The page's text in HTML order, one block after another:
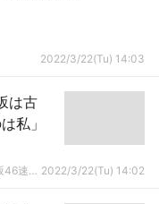
2022/3/22(Tu) 14:03
は古
私」
乃木通☆世界最速！乃木坂46欅坂46日向坂46速報まとめ 2022/3/22(Tu) 14:02